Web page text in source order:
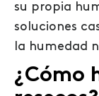
su propia
soluciones
la humedad
¿Cómo